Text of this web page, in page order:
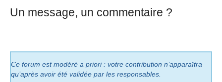
Un message, un commentaire ?
Ce forum est modéré a priori : votre contribution n’apparaîtra
qu’après avoir été validée par les responsables.